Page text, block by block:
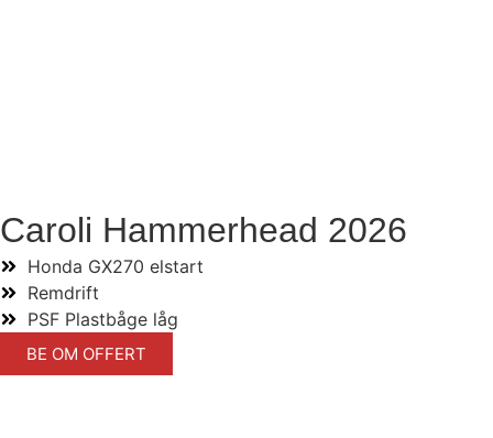
Caroli Hammerhead 2026
Honda GX270 elstart
Remdrift
PSF Plastbåge låg
BE OM OFFERT